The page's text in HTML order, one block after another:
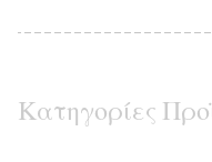
Κατηγορίες